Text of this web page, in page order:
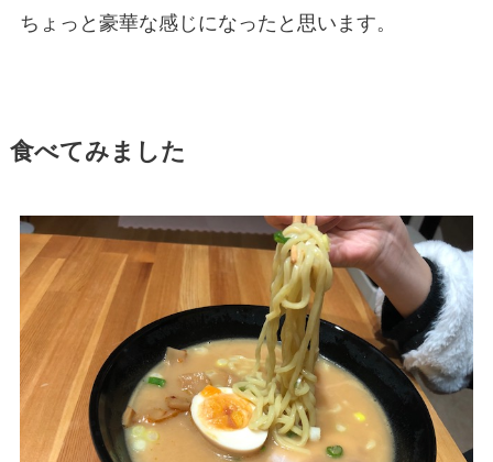
ちょっと豪華な感じになったと思います。
食べてみました